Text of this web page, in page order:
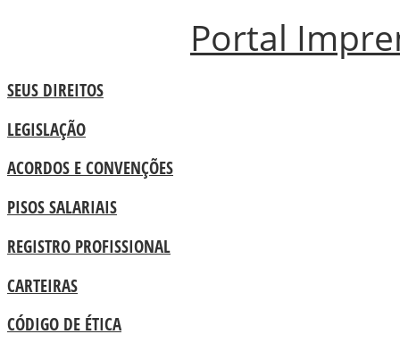
Portal
SEUS DIREITOS
LEGISLAÇÃO
ACORDOS E CONVENÇÕES
PISOS SALARIAIS
REGISTRO PROFISSIONAL
CARTEIRAS
CÓDIGO DE ÉTICA